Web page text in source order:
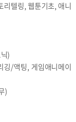
텔링, 웹툰기초, 애니
)
/액팅, 게임애니메이
)